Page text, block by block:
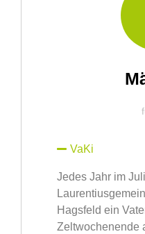
VaKi
Jedes Jahr im
Hagsfeld ein
Zeltwochenende